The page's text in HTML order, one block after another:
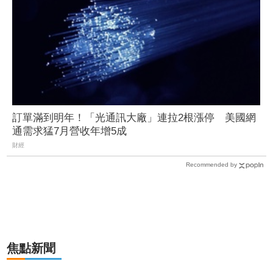
訂單滿到明年！「光通訊大廠」連拉2根漲停 美國網
通需求猛7月營收年增5成
財經
Recommended by
焦點新聞